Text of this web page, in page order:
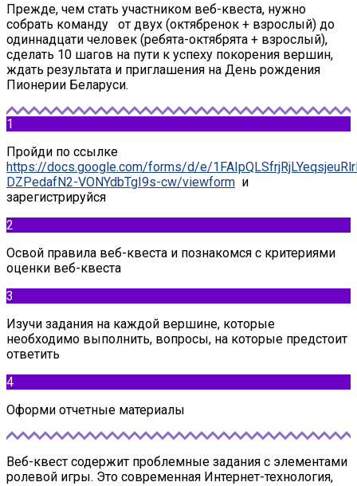
Прежде, чем стать участником веб-квеста, нужно
собрать команду от двух (октябренок + взрослый) до
одиннадцати человек (ребята-октябрята + взрослый),
сделать 10 шагов на пути к успеху покорения вершин,
ждать результата и приглашения на День рождения
Пионерии Беларуси.
1
Пройди по ссылке
https://docs.google.com/forms/d/e/
DZPedafN2-VONYdbTgI9s-cw/viewform и
зарегистрируйся
2
Освой правила веб-квеста и познакомся с критериями
оценки веб-квеста
3
Изучи задания на каждой вершине, которые
необходимо выполнить, вопросы, на которые предстоит
ответить
4
Оформи отчетные материалы
Веб-квест содержит проблемные задания c элементами
ролевой игры. Это современная Интернет-технология,